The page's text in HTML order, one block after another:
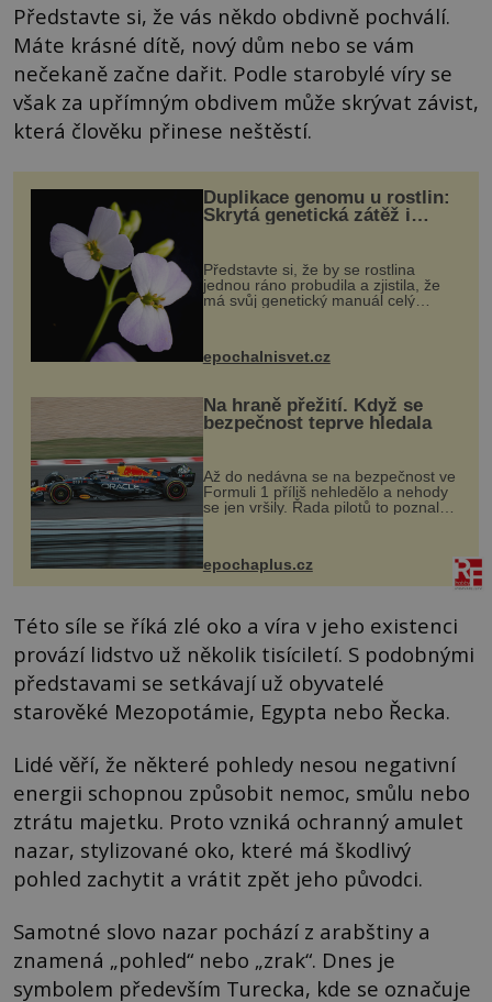
Představte si, že vás někdo obdivně pochválí.
Máte krásné dítě, nový dům nebo se vám
nečekaně začne dařit. Podle starobylé víry se
však za upřímným obdivem může skrývat závist,
která člověku přinese neštěstí.
Duplikace genomu u rostlin:
Skrytá genetická zátěž i
Představte si, že by se rostlina
jednou ráno probudila a zjistila, že
má svůj genetický manuál celý
vstupenka...
epochalnisvet.cz
Na hraně přežití. Když se
bezpečnost teprve hledala
Až do nedávna se na bezpečnost ve
Formuli 1 příliš nehledělo a nehody
se jen vršily. Řada pilotů to poznala
na vlastní kůži, často s trvalými
následky nebo bohužel i ztrátou
života. Dnes nepochopiteln...
epochaplus.cz
Této síle se říká zlé oko a víra v jeho existenci
provází lidstvo už několik tisíciletí. S podobnými
představami se setkávají už obyvatelé
starověké Mezopotámie, Egypta nebo Řecka.
Lidé věří, že některé pohledy nesou negativní
energii schopnou způsobit nemoc, smůlu nebo
ztrátu majetku. Proto vzniká ochranný amulet
nazar, stylizované oko, které má škodlivý
pohled zachytit a vrátit zpět jeho původci.
Samotné slovo nazar pochází z arabštiny a
znamená „pohled“ nebo „zrak“. Dnes je
symbolem především Turecka, kde se označuje